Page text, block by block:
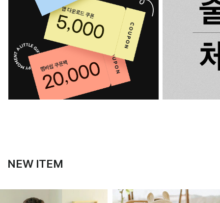
NEW ITEM